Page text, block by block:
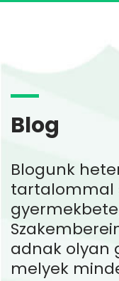
Blog
Blogunk
tartalommal
adnak olyan
melyek